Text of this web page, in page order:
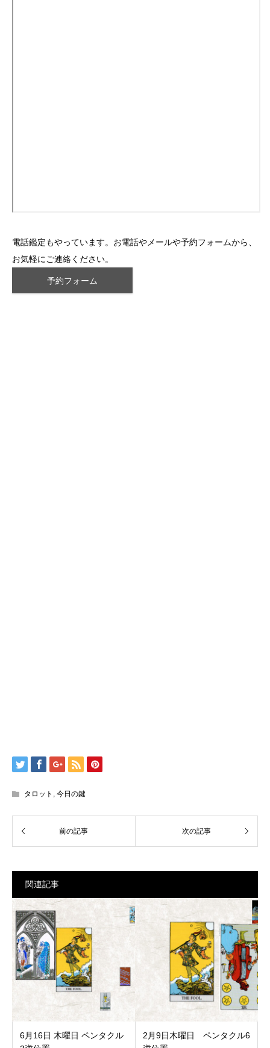
電話鑑定もやっています。お電話やメールや予約フォームから、
お気軽にご連絡ください。
予約フォーム
タロット , 今日の鍵
関連記事
6月16日 木曜日 ペンタクル
2月9日木曜日 ペンタクル6